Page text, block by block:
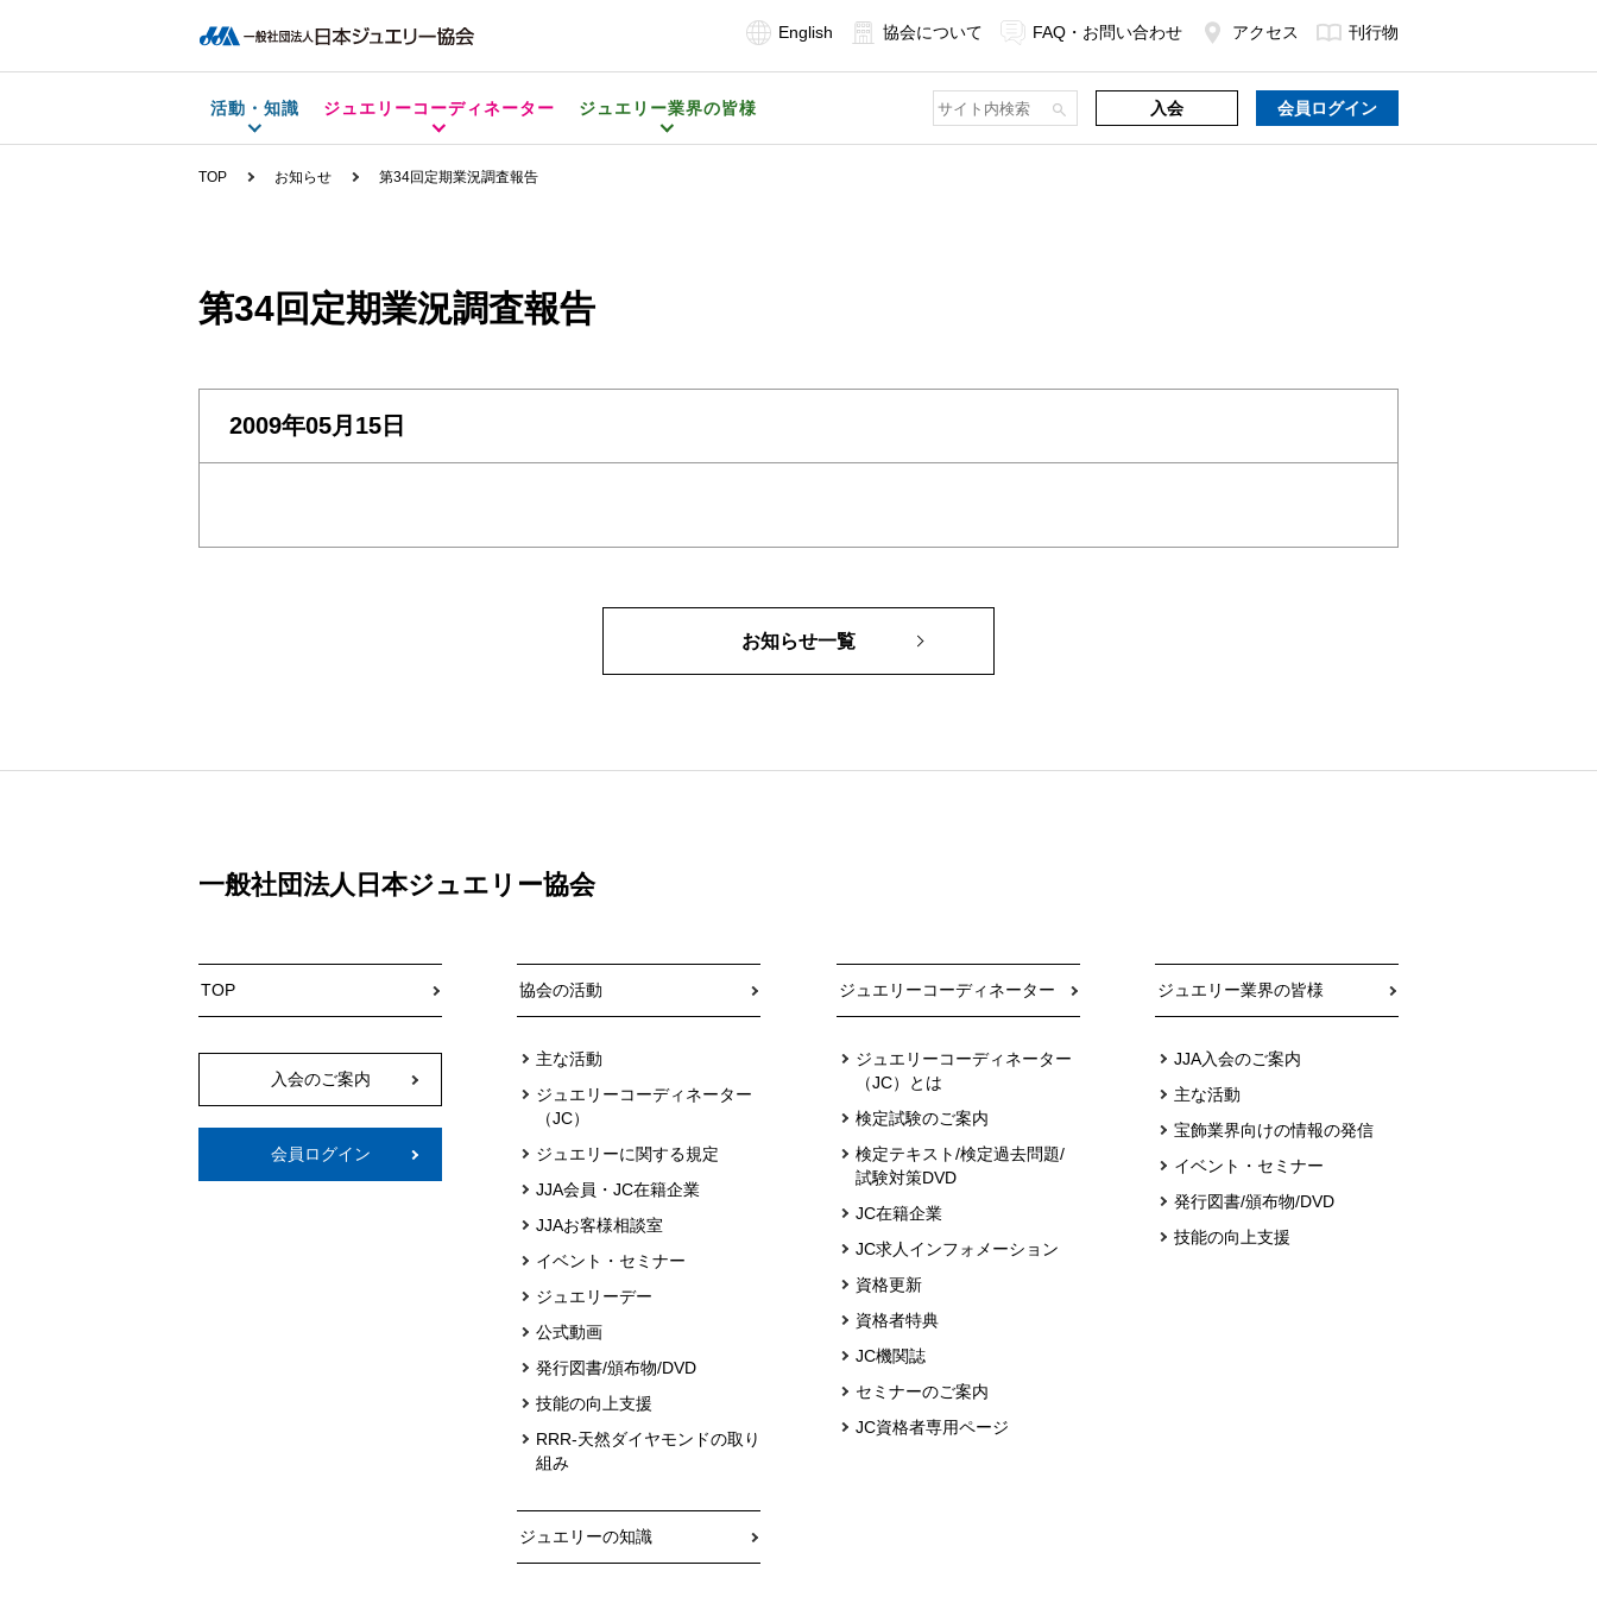
English 協会について FAQ・お問い合わせ アクセス 刊行物
活動・知識 ジュエリーコーディネーター ジュエリー業界の皆様 入会 会員ログイン
TOP お知らせ 第34回定期業況調査報告
第34回定期業況調査報告
2009年05月15日
お知らせ一覧
一般社団法人日本ジュエリー協会
TOP
入会のご案内
会員ログイン
協会の活動
主な活動
ジュエリーコーディネーター
（JC）
ジュエリーに関する規定
JJA会員・JC在籍企業
JJAお客様相談室
イベント・セミナー
ジュエリーデー
公式動画
発行図書/頒布物/DVD
技能の向上支援
RRR-天然ダイヤモンドの取り
組み
ジュエリーの知識
ジュエリーコーディネーター
ジュエリーコーディネーター
（JC）とは
検定試験のご案内
検定テキスト/検定過去問題/
試験対策DVD
JC在籍企業
JC求人インフォメーション
資格更新
資格者特典
JC機関誌
セミナーのご案内
JC資格者専用ページ
ジュエリー業界の皆様
JJA入会のご案内
主な活動
宝飾業界向けの情報の発信
イベント・セミナー
発行図書/頒布物/DVD
技能の向上支援